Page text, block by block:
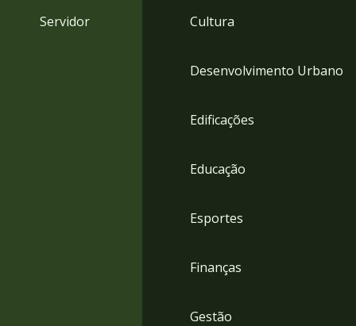
Servidor Cultura
Desenvolvimento Urbano
Edificações
Educação
Esportes
Finanças
Gestão